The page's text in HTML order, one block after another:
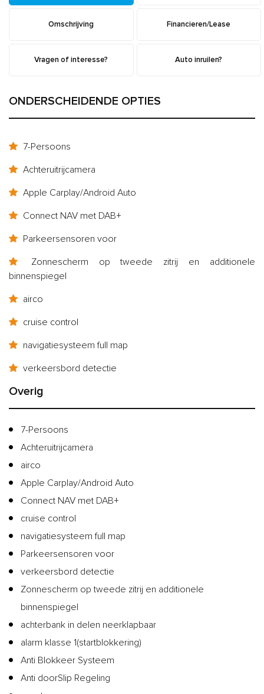
Omschrijving Financieren/Lease
Vragen of interesse? Auto inruilen?
ONDERSCHEIDENDE OPTIES
7-Persoons
Achteruitrijcamera
Apple Carplay/Android Auto
Connect NAV met DAB+
Parkeersensoren voor
Zonnescherm op tweede zitrij en additionele
binnenspiegel
airco
cruise control
navigatiesysteem full map
verkeersbord detectie
Overig
7-Persoons
Achteruitrijcamera
airco
Apple Carplay/Android Auto
Connect NAV met DAB+
cruise control
navigatiesysteem full map
Parkeersensoren voor
verkeersbord detectie
Zonnescherm op tweede zitrij en additionele
binnenspiegel
achterbank in delen neerklapbaar
alarm klasse 1(startblokkering)
Anti Blokkeer Systeem
Anti doorSlip Regeling